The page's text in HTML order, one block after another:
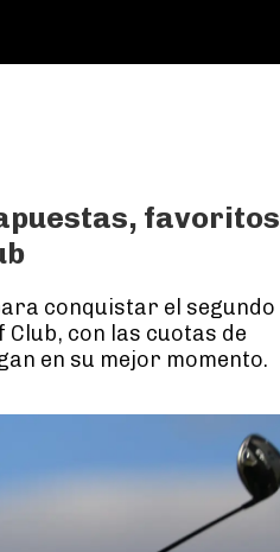
favoritos
conquistar el segundo
con las cuotas de
en su mejor momento.